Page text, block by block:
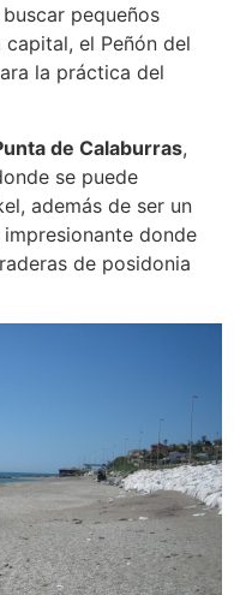
pequeños
el Peñón del
la práctica del
de Calaburras,
se puede
además de ser un
donde
de posidonia